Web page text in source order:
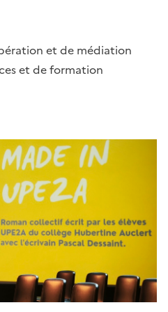
et de médiation
et de formation